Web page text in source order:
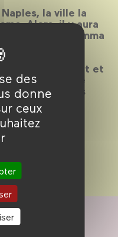
des
donne
ceux
la ville la
Alors, il y aura
Vespa et la mamma
Naples ne se
c’est une
s’incorporent et
une vitalité
cartes postales